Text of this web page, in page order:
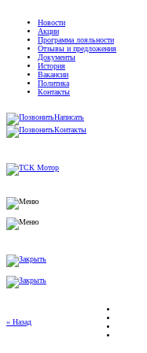
Акции
Программа лояльности
Отзывы и предложения
Документы
История
Вакансии
Политика
Контакты
Контакты